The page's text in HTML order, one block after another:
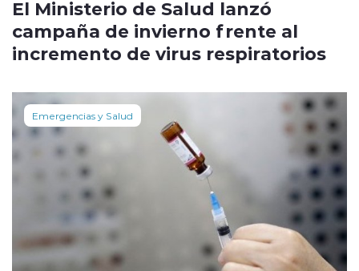
El Ministerio de Salud lanzó
campaña de invierno frente al
incremento de virus respiratorios
Emergencias y Salud